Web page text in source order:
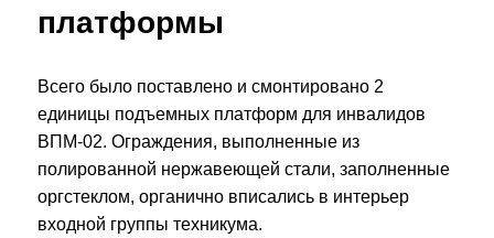
платформы
Всего было поставлено и смонтировано 2
единицы подъемных платформ для инвалидов
ВПМ-02. Ограждения, выполненные из
полированной нержавеющей стали, заполненные
оргстеклом, органично вписались в интерьер
входной группы техникума.